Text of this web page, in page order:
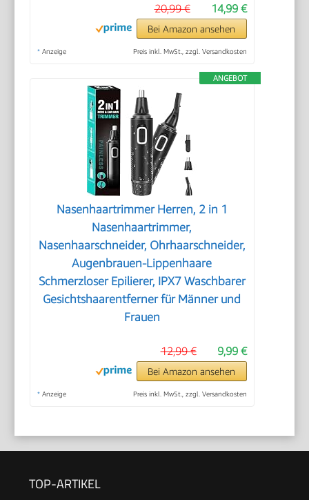
14,99 €
20,99 €
Bei Amazon ansehen
* Anzeige Preis inkl. MwSt., zzgl. Versandkosten
ANGEBOT
Nasenhaartrimmer Herren, 2 in 1
Nasenhaartrimmer,
Nasenhaarschneider, Ohrhaarschneider,
Augenbrauen-Lippenhaare
Schmerzloser Epilierer, IPX7 Waschbarer
Gesichtshaarentferner für Männer und
Frauen
9,99 €
12,99 €
Bei Amazon ansehen
* Anzeige Preis inkl. MwSt., zzgl. Versandkosten
TOP-ARTIKEL